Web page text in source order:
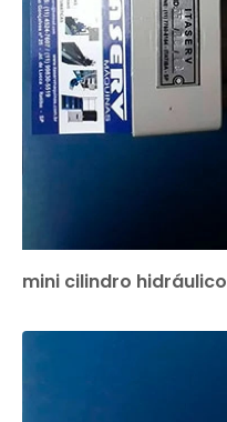
mini cilindro hidráulico